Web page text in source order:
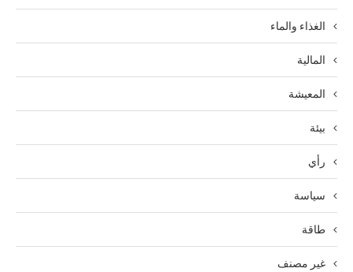
الغذاء والماء
المالية
المعيشة
بيئة
رأي
سياسة
طاقة
غير مصنف